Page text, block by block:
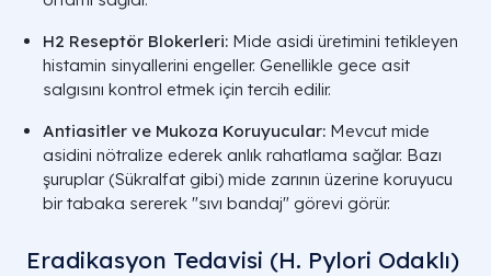
Bulantı Şiddetli / Sık
İştah
Ağız Kokusu Yok
A LIFE SAĞLIK GRUBU
H2 Reseptör Blokerleri: Mide asidi üretimini tetikleyen
histamin sinyallerini engeller. Genellikle gece asit
salgısını kontrol etmek için tercih edilir.
Antiasitler ve Mukoza Koruyucular: Mevcut mide
asidini nötralize ederek anlık rahatlama sağlar. Bazı
şuruplar (Sükralfat gibi) mide zarının üzerine koruyucu
bir tabaka sererek "sıvı bandaj" görevi görür.
Eradikasyon Tedavisi (H. Pylori Odaklı)